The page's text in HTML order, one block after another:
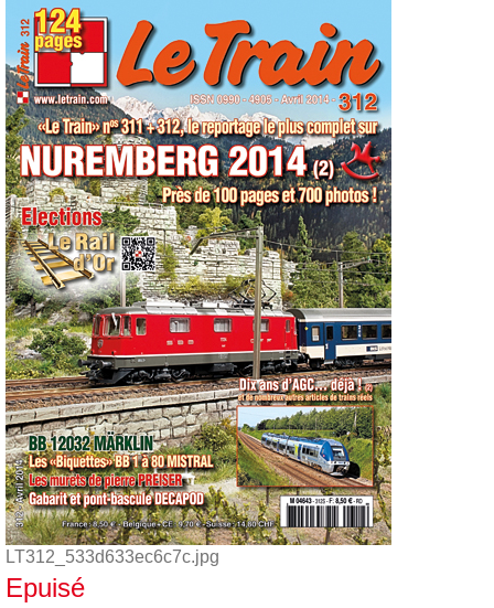
LT312_533d633ec6c7c.jpg
Epuisé